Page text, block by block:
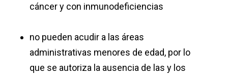
cáncer y con inmunodeficiencias
no pueden acudir a las áreas
administrativas menores de edad, por lo
que se autoriza la ausencia de las y los